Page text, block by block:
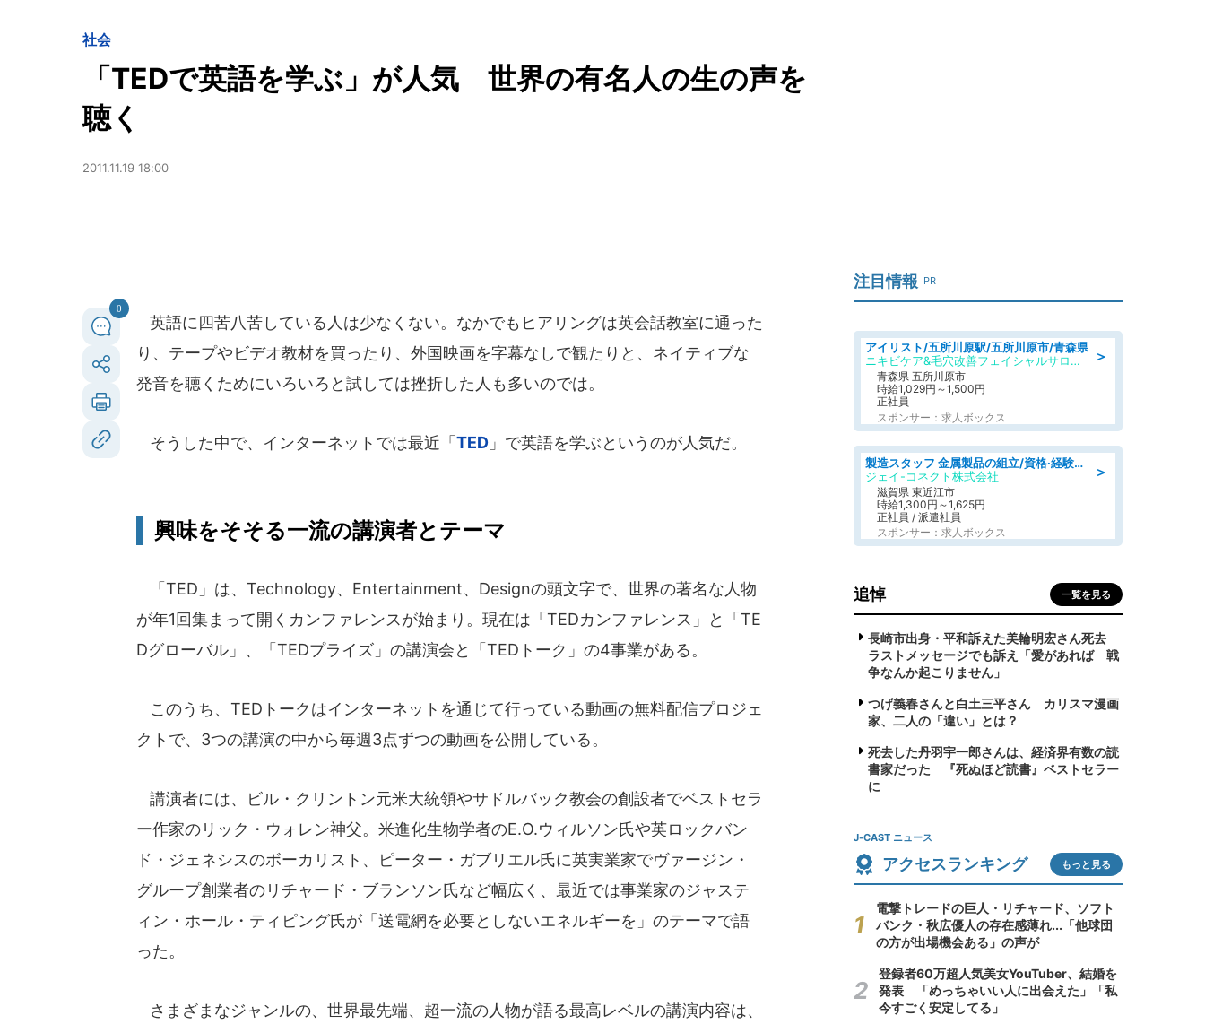
社会
「TEDで英語を学ぶ」が人気 世界の有名人の生の声を
聴く
2011.11.19 18:00
0
英語に四苦八苦している人は少なくない。なかでもヒアリングは英会話教室に通った
り、テープやビデオ教材を買ったり、外国映画を字幕なしで観たりと、ネイティブな
発音を聴くためにいろいろと試しては挫折した人も多いのでは。
そうした中で、インターネットでは最近「 TED 」で英語を学ぶというのが人気だ。
興味をそそる一流の講演者とテーマ
「TED」は、Technology、Entertainment、Designの頭文字で、世界の著名な人物
が年1回集まって開くカンファレンスが始まり。現在は「TEDカンファレンス」と「TE
Dグローバル」、「TEDプライズ」の講演会と「TEDトーク」の4事業がある。
このうち、TEDトークはインターネットを通じて行っている動画の無料配信プロジェ
クトで、3つの講演の中から毎週3点ずつの動画を公開している。
講演者には、ビル・クリントン元米大統領やサドルバック教会の創設者でベストセラ
ー作家のリック・ウォレン神父。米進化生物学者のE.O.ウィルソン氏や英ロックバン
ド・ジェネシスのボーカリスト、ピーター・ガブリエル氏に英実業家でヴァージン・
グループ創業者のリチャード・ブランソン氏など幅広く、最近では事業家のジャステ
ィン・ホール・ティピング氏が「送電網を必要としないエネルギーを」のテーマで語
った。
さまざまなジャンルの、世界最先端、超一流の人物が語る最高レベルの講演内容は、
注目情報 PR
＞
アイリスト/五所川原駅/五所川原市/青森県
ニキビケア&毛穴改善フェイシャルサロン BELDAD
青森県 五所川原市
時給1,029円～1,500円
正社員
スポンサー：求人ボックス
＞
製造スタッフ 金属製品の組立/資格·経験不問/日野工業団地
ジェイ-コネクト株式会社
滋賀県 東近江市
時給1,300円～1,625円
正社員 / 派遣社員
スポンサー：求人ボックス
追悼 一覧を見る
長崎市出身・平和訴えた美輪明宏さん死去
ラストメッセージでも訴え「愛があれば 戦
争なんか起こりません」
つげ義春さんと白土三平さん カリスマ漫画
家、二人の「違い」とは？
死去した丹羽宇一郎さんは、経済界有数の読
書家だった 『死ぬほど読書』ベストセラー
に
J-CAST ニュース
アクセスランキング もっと見る
電撃トレードの巨人・リチャード、ソフト
バンク・秋広優人の存在感薄れ...「他球団
の方が出場機会ある」の声が
登録者60万超人気美女YouTuber、結婚を
発表 「めっちゃいい人に出会えた」「私
今すごく安定してる」